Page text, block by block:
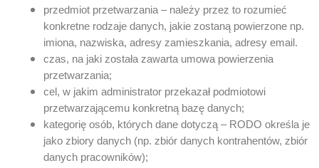
przedmiot przetwarzania – należy przez to rozumieć
konkretne rodzaje danych, jakie zostaną powierzone np.
imiona, nazwiska, adresy zamieszkania, adresy email.
czas, na jaki została zawarta umowa powierzenia
przetwarzania;
cel, w jakim administrator przekazał podmiotowi
przetwarzającemu konkretną bazę danych;
kategorię osób, których dane dotyczą – RODO określa je
jako zbiory danych (np. zbiór danych kontrahentów, zbiór
danych pracowników);